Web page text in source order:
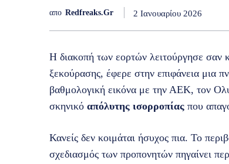
απο Redfreaks.gr 2 Ιανουαρίου 2026
Η διακοπή των εορτών λειτούργησε σαν
ξεκούρασης, έφερε στην επιφάνεια μια
βαθμολογική εικόνα με την ΑΕΚ, τον
σκηνικό απόλυτης ισορροπίας που
Κανείς δεν κοιμάται ήσυχος πια. Το
σχεδιασμός των προπονητών πηγαίνει